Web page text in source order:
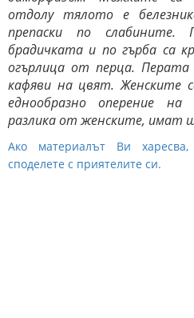
отдолу тялото е
препаски по
брадичката и по гърба са
огърлица от перца.
кафяви на цвят. Женските
еднообразно оперение
разлика от женските, имат
Ако материалът Ви
споделете с приятелите си.